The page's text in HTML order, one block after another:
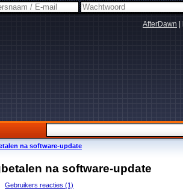
AfterDawn
na software-update
na software-update
Gebruikers reacties (1)